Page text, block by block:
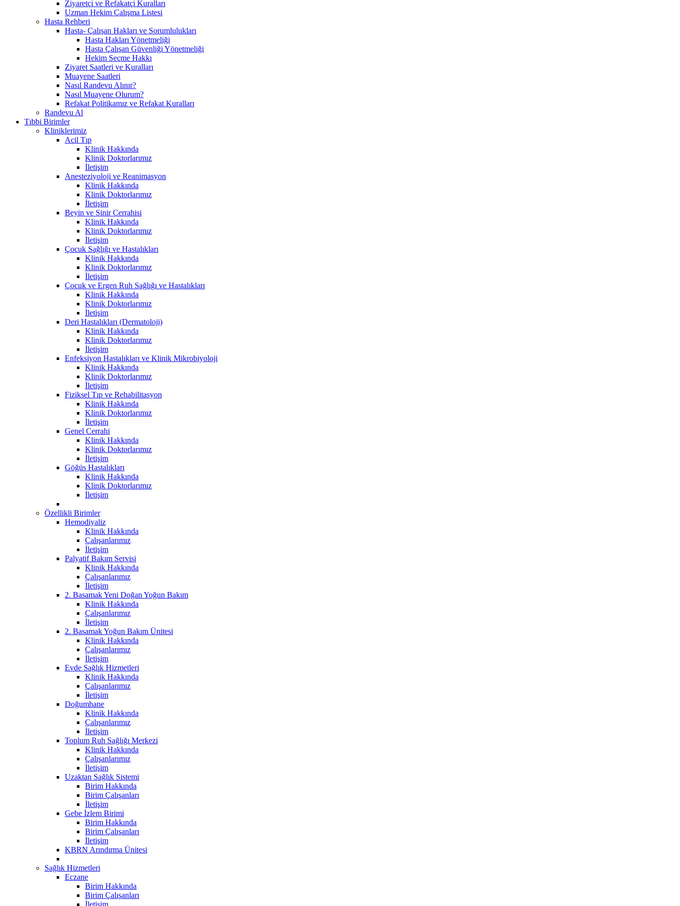
Ziyaretçi ve Refakatçi Kuralları
Uzman Hekim Çalışma Listesi
Hasta Rehberi
Hasta- Çalışan Hakları ve Sorumlulukları
Hasta Hakları Yönetmeliği
Hasta Çalışan Güvenliği Yönetmeliği
Hekim Seçme Hakkı
Ziyaret Saatleri ve Kuralları
Muayene Saatleri
Nasıl Randevu Alınır?
Nasıl Muayene Olurum?
Refakat Politikamız ve Refakat Kuralları
Randevu Al
Tıbbi Birimler
Kliniklerimiz
Acil Tıp
Klinik Hakkında
Klinik Doktorlarımız
İletişim
Anesteziyoloji ve Reanimasyon
Klinik Hakkında
Klinik Doktorlarımız
İletişim
Beyin ve Sinir Cerrahisi
Klinik Hakkında
Klinik Doktorlarımız
İletişim
Çocuk Sağlığı ve Hastalıkları
Klinik Hakkında
Klinik Doktorlarımız
İletişim
Çocuk ve Ergen Ruh Sağlığı ve Hastalıkları
Klinik Hakkında
Klinik Doktorlarımız
İletişim
Deri Hastalıkları (Dermatoloji)
Klinik Hakkında
Klinik Doktorlarımız
İletişim
Enfeksiyon Hastalıkları ve Klinik Mikrobiyoloji
Klinik Hakkında
Klinik Doktorlarımız
İletişim
Fiziksel Tıp ve Rehabilitasyon
Klinik Hakkında
Klinik Doktorlarımız
İletişim
Genel Cerrahi
Klinik Hakkında
Klinik Doktorlarımız
İletişim
Göğüs Hastalıkları
Klinik Hakkında
Klinik Doktorlarımız
İletişim
Özellikli Birimler
Hemodiyaliz
Klinik Hakkında
Çalışanlarımız
İletişim
Palyatif Bakım Servisi
Klinik Hakkında
Çalışanlarımız
İletişim
2. Basamak Yeni Doğan Yoğun Bakım
Klinik Hakkında
Çalışanlarımız
İletişim
2. Basamak Yoğun Bakım Ünitesi
Klinik Hakkında
Çalışanlarımız
İletişim
Evde Sağlık Hizmetleri
Klinik Hakkında
Çalışanlarımız
İletişim
Doğumhane
Klinik Hakkında
Çalışanlarımız
İletişim
Toplum Ruh Sağlığı Merkezi
Klinik Hakkında
Çalışanlarımız
İletişim
Uzaktan Sağlık Sistemi
Birim Hakkında
Birim Çalışanları
İletişim
Gebe İzlem Birimi
Birim Hakkında
Birim Çalışanları
İletişim
KBRN Arındırma Ünitesi
Sağlık Hizmetleri
Eczane
Birim Hakkında
Birim Çalışanları
İletişim